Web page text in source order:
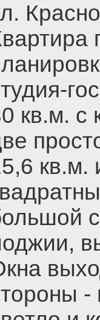
кв.м. с
кв.м.
-